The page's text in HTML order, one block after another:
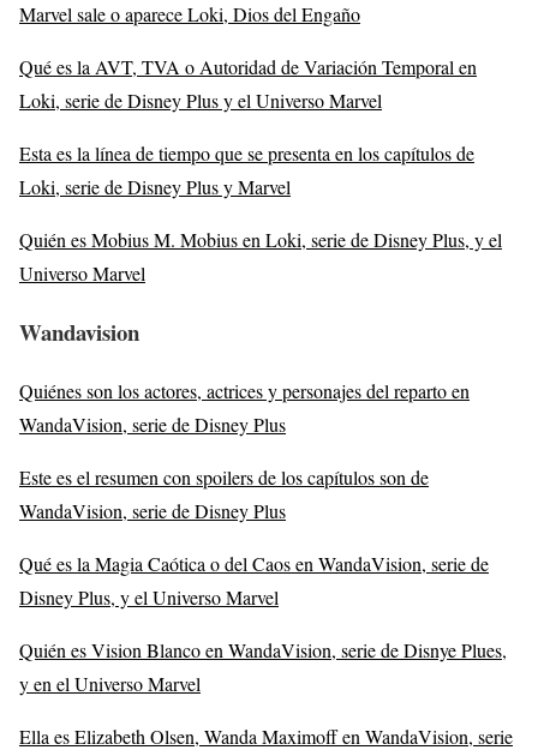
Marvel sale o aparece Loki, Dios del Engaño
Qué es la AVT, TVA o Autoridad de Variación Temporal en
Loki, serie de Disney Plus y el Universo Marvel
Esta es la línea de tiempo que se presenta en los capítulos de
Loki, serie de Disney Plus y Marvel
Quién es Mobius M. Mobius en Loki, serie de Disney Plus, y el
Universo Marvel
Wandavision
Quiénes son los actores, actrices y personajes del reparto en
WandaVision, serie de Disney Plus
Este es el resumen con spoilers de los capítulos son de
WandaVision, serie de Disney Plus
Qué es la Magia Caótica o del Caos en WandaVision, serie de
Disney Plus, y el Universo Marvel
Quién es Vision Blanco en WandaVision, serie de Disnye Plues,
y en el Universo Marvel
Ella es Elizabeth Olsen, Wanda Maximoff en WandaVision, serie